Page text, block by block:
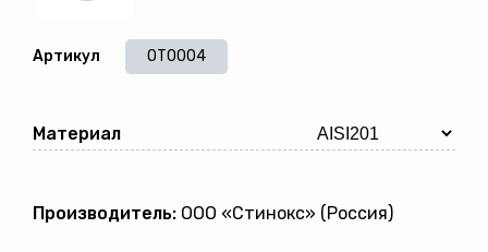
Артикул OT0004
Материал
Производитель: ООО «Стинокс» (Россия)